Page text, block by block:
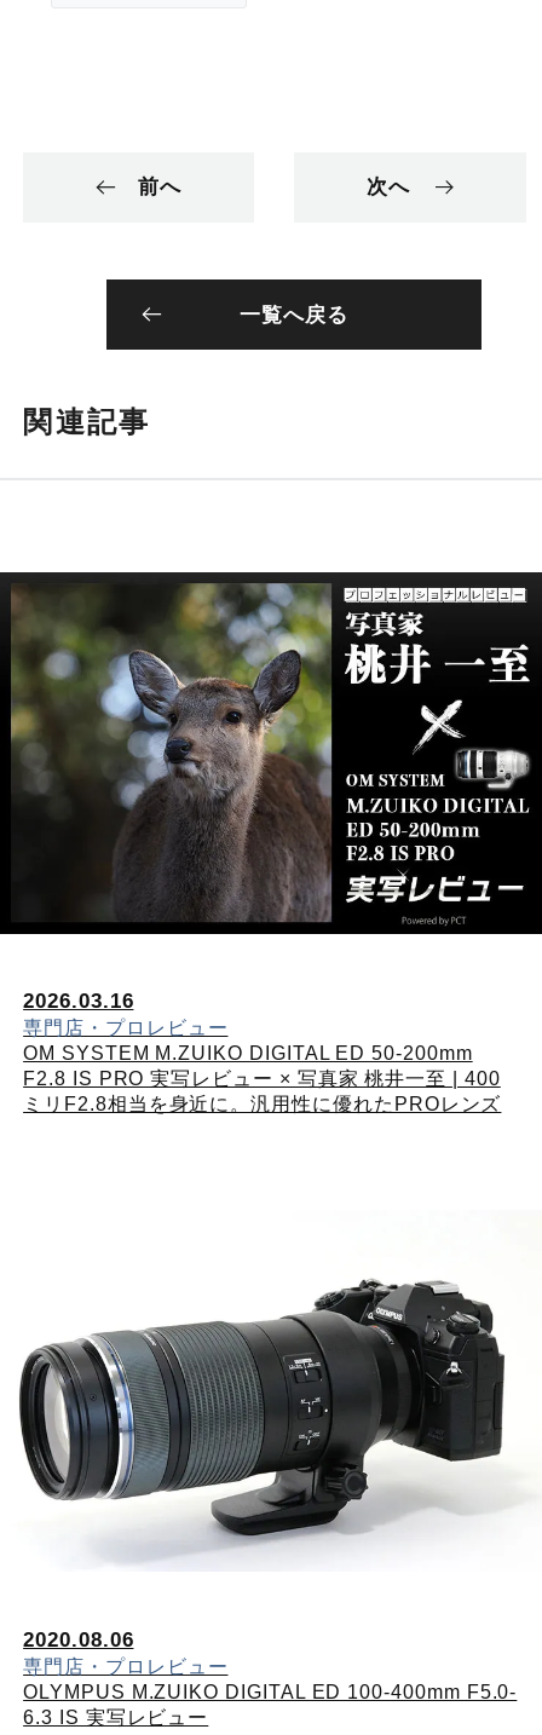
前へ 次へ
一覧へ戻る
関連記事
2026.03.16
専門店・プロレビュー
OM SYSTEM M.ZUIKO DIGITAL ED 50-200mm
F2.8 IS PRO 実写レビュー × 写真家 桃井一至 | 400
ミリF2.8相当を身近に。汎用性に優れたPROレンズ
2020.08.06
専門店・プロレビュー
OLYMPUS M.ZUIKO DIGITAL ED 100-400mm F5.0-
6.3 IS 実写レビュー